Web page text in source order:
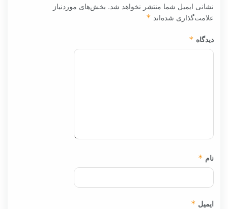
نشانی ایمیل شما منتشر نخواهد شد. بخش‌های موردنیاز
علامت‌گذاری شده‌اند *
دیدگاه *
نام *
ایمیل *